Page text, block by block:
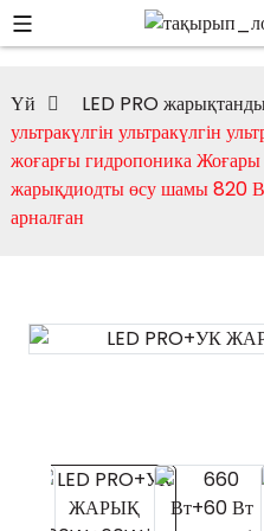
Үй LED PRO
ультракүлгін ультракүлгін
жоғарғы гидропоника Жоғары
жарықдиодты өсу шамы 820
арналған